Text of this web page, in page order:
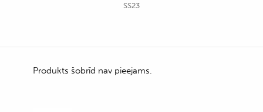
SS23
Produkts šobrīd nav pieejams.